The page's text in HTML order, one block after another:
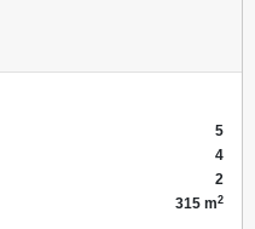
5
4
2
315 m2